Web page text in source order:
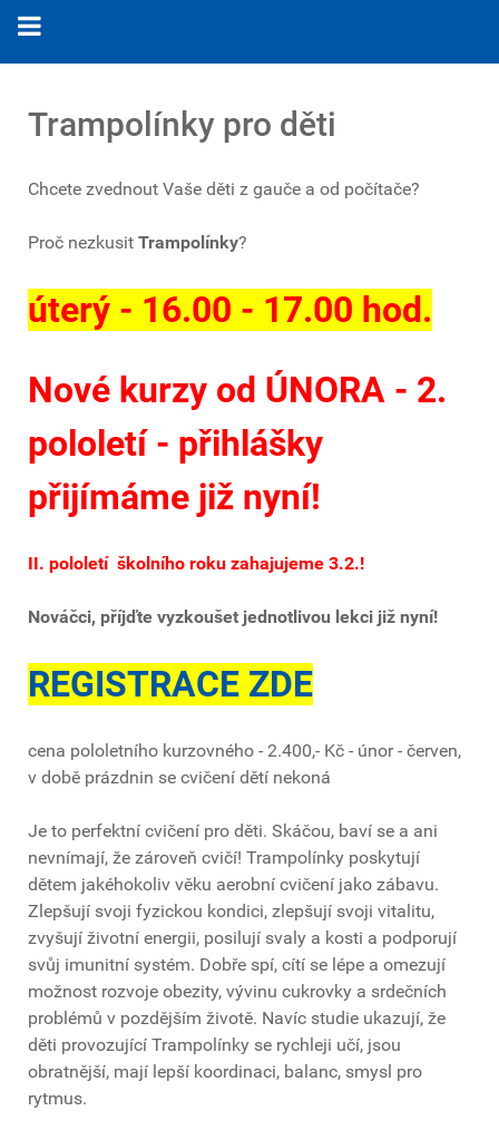
Trampolínky pro děti
Chcete zvednout Vaše děti z gauče a od počítače?
Proč nezkusit Trampolínky?
úterý - 16.00 - 17.00 hod.
Nové kurzy od ÚNORA - 2.
pololetí - přihlášky
přijímáme již nyní!
II. pololetí školního roku zahajujeme 3.2.!
Nováčci, příjďte vyzkoušet jednotlivou lekci již nyní!
REGISTRACE ZDE
cena pololetního kurzovného - 2.400,- Kč - únor - červen,
v době prázdnin se cvičení dětí nekoná
Je to perfektní cvičení pro děti. Skáčou, baví se a ani
nevnímají, že zároveň cvičí! Trampolínky poskytují
dětem jakéhokoliv věku aerobní cvičení jako zábavu.
Zlepšují svoji fyzickou kondici, zlepšují svoji vitalitu,
zvyšují životní energii, posilují svaly a kosti a podporují
svůj imunitní systém. Dobře spí, cítí se lépe a omezují
možnost rozvoje obezity, vývinu cukrovky a srdečních
problémů v pozdějším životě. Navíc studie ukazují, že
děti provozující Trampolínky se rychleji učí, jsou
obratnější, mají lepší koordinaci, balanc, smysl pro
rytmus.